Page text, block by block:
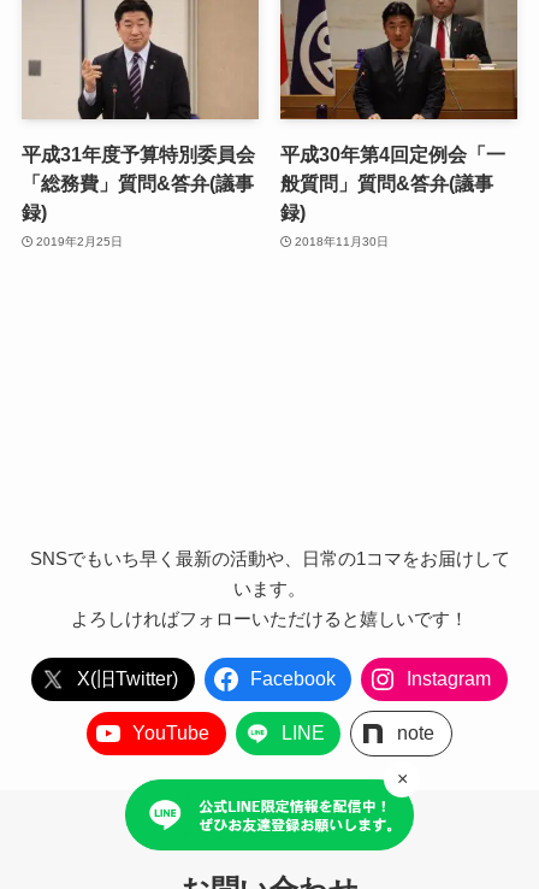
平成31年度予算特別委員会
「総務費」質問&答弁(議事
録)
2019年2月25日
平成30年第4回定例会「一
般質問」質問&答弁(議事
録)
2018年11月30日
SNSでもいち早く最新の活動や、日常の1コマをお届けして
います。
よろしければフォローいただけると嬉しいです！
X(旧Twitter) Facebook Instagram
YouTube LINE note
×